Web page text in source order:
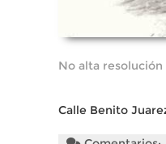
No alta resolución
Calle Benito